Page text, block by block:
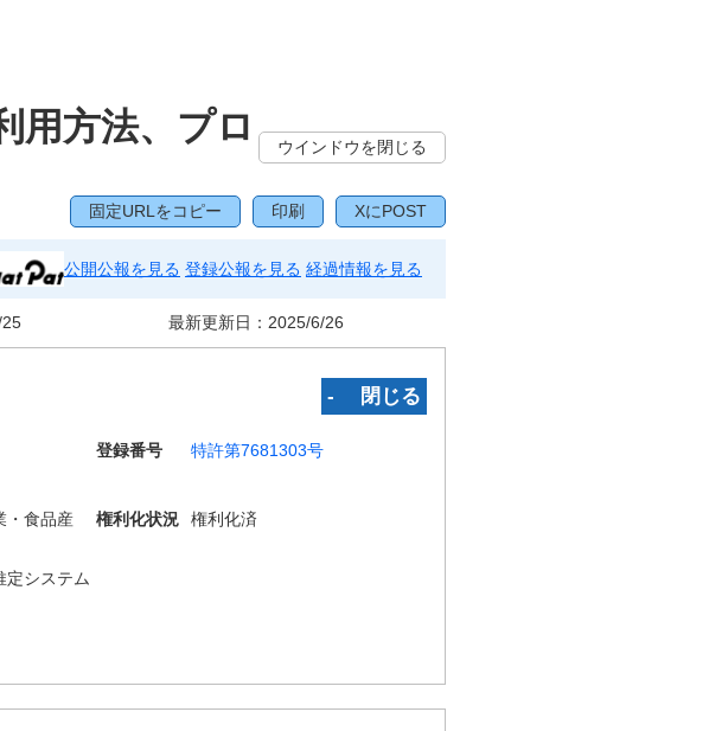
用方法、プロ
ウインドウを閉じる
固定URLをコピー 印刷 XにPOST
公開公報を見る 登録公報を見る 経過情報を見る
最新更新日： 2025/6/26
‐ 閉じる
登録番号
特許第7681303号
・食品産
権利化状況 権利化済
定システム